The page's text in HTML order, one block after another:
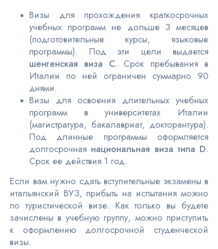
Визы для прохождения краткосрочных
учебных программ не дольше 3 месяцев
(подготовительные курсы, языковые
программы). Под эти цели выдается
шенгенская виза С. Срок пребывания в
Италии по ней ограничен суммарно 90
днями.
Визы для освоения длительных учебных
программ в университетах Италии
(магистратура, бакалавриат, докторантура).
Под длинные программы оформляется
долгосрочная национальная виза типа D.
Срок ее действия 1 год.
Если вам нужно сдать вступительные экзамены в
итальянский ВУЗ, прибыть на испытания можно
по туристической визе. Как только вы будете
зачислены в учебную группу, можно приступить
к оформлению долгосрочной студенческой
визы.